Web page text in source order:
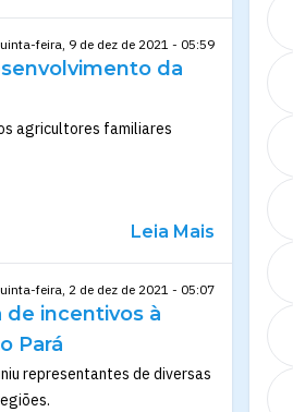
feira, 9 de dez de 2021 - 05:59
da
agricultores familiares
Leia Mais
feira, 2 de dez de 2021 - 05:07
incentivos à
Pará
representantes de diversas